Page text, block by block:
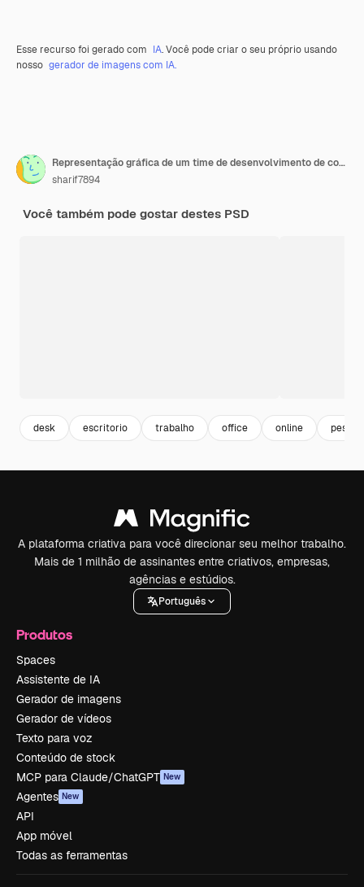
Esse recurso foi gerado com IA. Você pode criar o seu próprio usando
nosso gerador de imagens com IA.
Representação gráfica de um time de desenvolvimento de conteúdo
sharif7894
Você também pode gostar destes PSD
desk escritorio trabalho office online
A plataforma criativa para você direcionar seu melhor trabalho.
Mais de 1 milhão de assinantes entre criativos, empresas,
agências e estúdios.
Português
Produtos
Spaces
Assistente de IA
Gerador de imagens
Gerador de vídeos
Texto para voz
Conteúdo de stock
MCP para Claude/ChatGPT New
Agentes New
API
App móvel
Todas as ferramentas